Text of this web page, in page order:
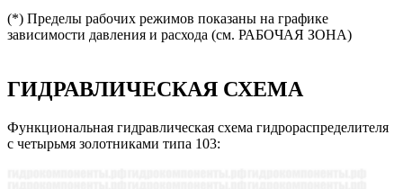
(*) Пределы рабочих режимов показаны на графике
зависимости давления и расхода (см. РАБОЧАЯ ЗОНА)
ГИДРАВЛИЧЕСКАЯ СХЕМА
Функциональная гидравлическая схема гидрораспределителя
с четырьмя золотниками типа 103: